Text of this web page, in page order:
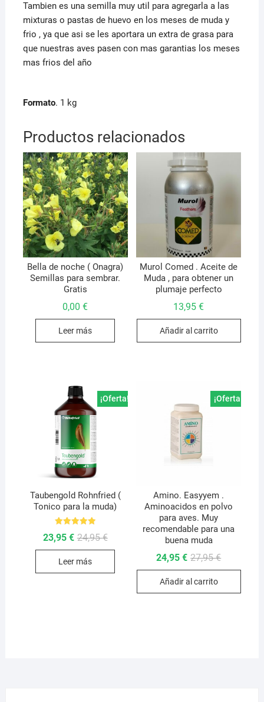
Tambien es una semilla muy util para agregarla a las
mixturas o pastas de huevo en los meses de muda y
frio , ya que asi se les aportara un extra de grasa para
que nuestras aves pasen con mas garantias los meses
mas frios del año
Formato. 1 kg
Productos relacionados
Bella de noche ( Onagra)
Semillas para sembrar.
Gratis
0,00€
Leer más
Murol Comed . Aceite de
Muda , para obtener un
plumaje perfecto
13,95€
Añadir al carrito
¡Oferta!
Taubengold Rohnfried (
Tonico para la muda)
con
de 5
24,95€El
24,95 €.
23,95 €
El
23,95 €.
Leer más
¡Oferta!
Amino. Easyyem .
Aminoacidos en polvo
para aves. Muy
recomendable para una
buena muda
27,95€El
27,95 €.
24,95€
El
24,95 €.
Añadir al carrito